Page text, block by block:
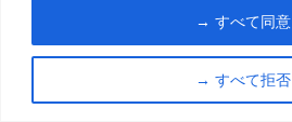
→ すべて拒否
→ すべて同意
© 2026 eigamori.com